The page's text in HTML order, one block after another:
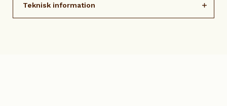
Teknisk information